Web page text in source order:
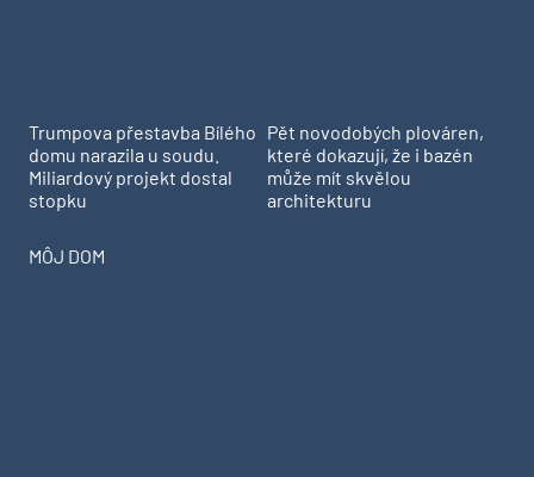
Trumpova přestavba Bílého
domu narazila u soudu.
Miliardový projekt dostal
stopku
Pět novodobých plováren,
které dokazují, že i bazén
může mít skvělou
architekturu
MÔJ DOM